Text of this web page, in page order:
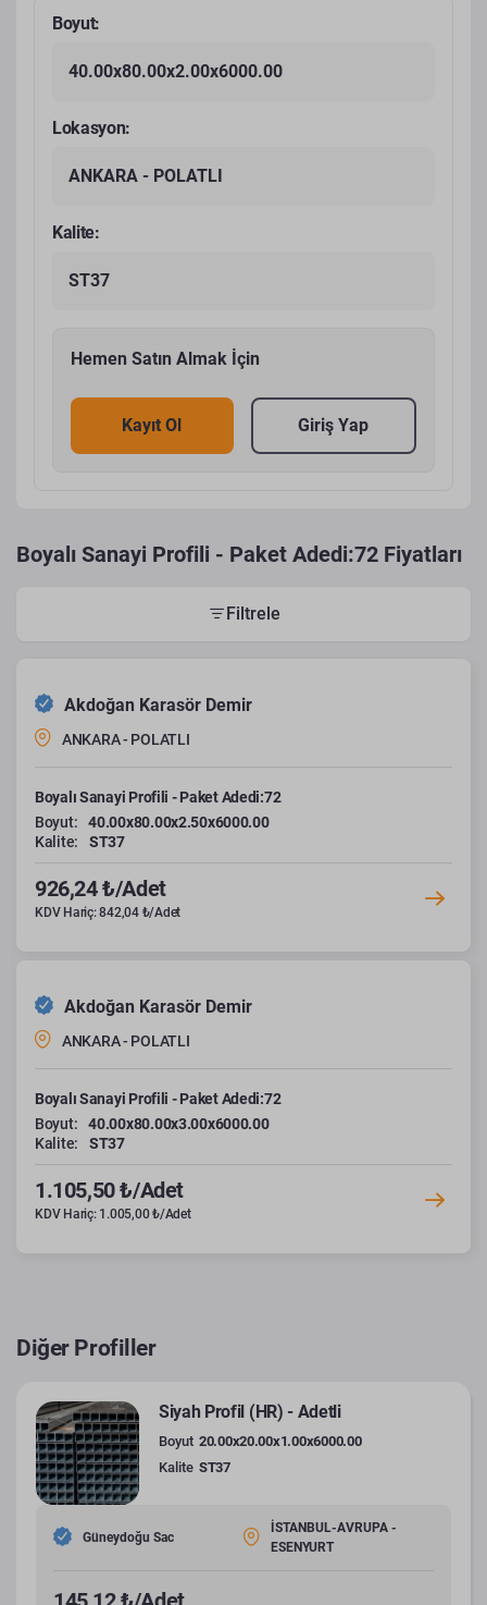
Boyut:
40.00x80.00x2.00x6000.00
Lokasyon:
ANKARA - POLATLI
Kalite:
ST37
Hemen Satın Almak İçin
Kayıt Ol Giriş Yap
Boyalı Sanayi Profili - Paket Adedi:72 Fiyatları
Filtrele
Akdoğan Karasör Demir
ANKARA - POLATLI
Boyalı Sanayi Profili - Paket Adedi:72
Boyut:
40.00x80.00x2.50x6000.00
Kalite:
ST37
926,24 ₺/Adet
KDV Hariç: 842,04 ₺/Adet
Akdoğan Karasör Demir
ANKARA - POLATLI
Boyalı Sanayi Profili - Paket Adedi:72
Boyut:
40.00x80.00x3.00x6000.00
Kalite:
ST37
1.105,50 ₺/Adet
KDV Hariç: 1.005,00 ₺/Adet
Diğer Profiller
Siyah Profil (HR) - Adetli
Boyut 20.00x20.00x1.00x6000.00
Kalite ST37
Güneydoğu Sac
İSTANBUL-AVRUPA -
ESENYURT